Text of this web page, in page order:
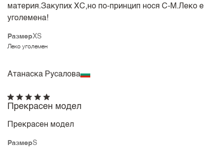
РазмерXS
Леко уголемен
материя.Закупих ХС,но по-принцип нося С-М.Леко е
уголемена!
Атанаска Русалова
РазмерS
Прекрасен модел
Прекрасен модел